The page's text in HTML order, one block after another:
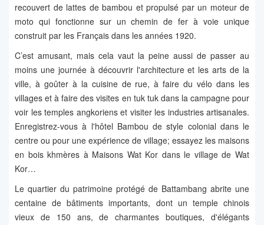
recouvert de lattes de bambou et propulsé par un moteur de
moto qui fonctionne sur un chemin de fer à voie unique
construit par les Français dans les années 1920.
C’est amusant, mais cela vaut la peine aussi de passer au
moins une journée à découvrir l'architecture et les arts de la
ville, à goûter à la cuisine de rue, à faire du vélo dans les
villages et à faire des visites en tuk tuk dans la campagne pour
voir les temples angkoriens et visiter les industries artisanales.
Enregistrez-vous à l'hôtel Bambou de style colonial dans le
centre ou pour une expérience de village; essayez les maisons
en bois khmères à Maisons Wat Kor dans le village de Wat
Kor…
Le quartier du patrimoine protégé de Battambang abrite une
centaine de bâtiments importants, dont un temple chinois
vieux de 150 ans, de charmantes boutiques, d'élégants